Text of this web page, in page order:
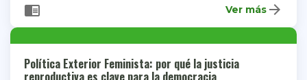
chrome_reader_mode Ver más arrow_forward
Política Exterior Feminista: por qué la justicia
reproductiva es clave para la democracia